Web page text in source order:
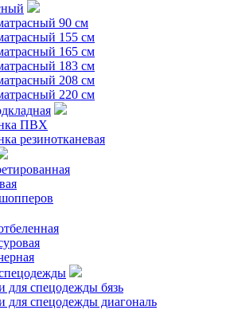
90 см
155 см
165 см
183 см
208 см
220 см
ПВХ
резинотканевая
для спецодежды бязь
для спецодежды диагональ